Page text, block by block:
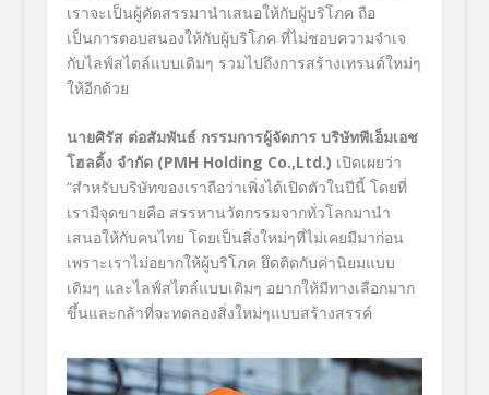
เราจะเป็นผู้คัดสรรมานำเสนอให้กับผู้บริโภค ถือ
เป็นการตอบสนองให้กับผู้บริโภค ที่ไม่ชอบความจำเจ
กับไลฟ์สไตล์แบบเดิมๆ รวมไปถึงการสร้างเทรนด์ใหม่ๆ
ให้อีกด้วย
นายศิรัส ต่อสัมพันธ์ กรรมการผู้จัดการ บริษัทพีเอ็มเอช
โฮลดิ้ง จำกัด (PMH Holding Co.,Ltd.) เปิดเผยว่า
“สำหรับบริษัทของเราถือว่าเพิ่งได้เปิดตัวในปีนี้ โดยที่
เรามีจุดขายคือ สรรหานวัตกรรมจากทั่วโลกมานำ
เสนอให้กับคนไทย โดยเป็นสิ่งใหม่ๆที่ไม่เคยมีมาก่อน
เพราะเราไม่อยากให้ผู้บริโภค ยึดติดกับค่านิยมแบบ
เดิมๆ และไลฟ์สไตล์แบบเดิมๆ อยากให้มีทางเลือกมาก
ขึ้นและกล้าที่จะทดลองสิ่งใหม่ๆแบบสร้างสรรค์